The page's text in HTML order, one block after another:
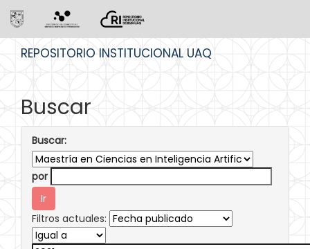
REPOSITORIO INSTITUCIONAL UAQ
Buscar
Buscar:
por
Filtros actuales: